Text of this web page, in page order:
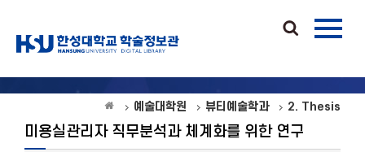
예술대학원 뷰티예술학과 2. Thesis
미용실관리자 직무분석과 체계화를 위한 연구